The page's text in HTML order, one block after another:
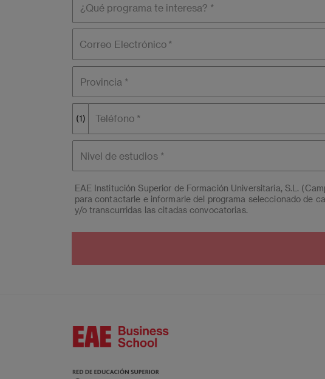
programa
te
interesa?
Correo Electrónico
Provincia *
(1) Teléfono
estudios
EAE Institución Superior de Formación Universitaria, S.L.
para contactarle e informarle del programa seleccionado de
y/o transcurridas las citadas convocatorias.
Ud. podrá ejercer los derechos de acceso, supresión,
Universitaria, S.L. (Campus BCN) y EAE Madrid Centro
. Asimismo, cuando lo considere oportuno podrá